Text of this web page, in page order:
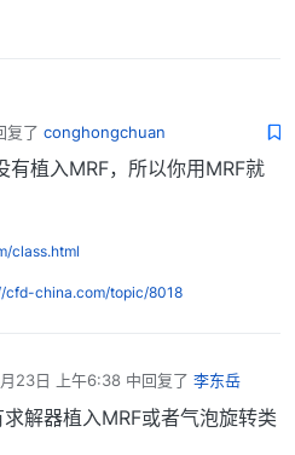
复了 conghongchuan
植入MRF，所以你用MRF就
class.html
cfd-china.com/topic/8018
23日 上午6:38 中回复了 李东岳
解器植入MRF或者气泡旋转类